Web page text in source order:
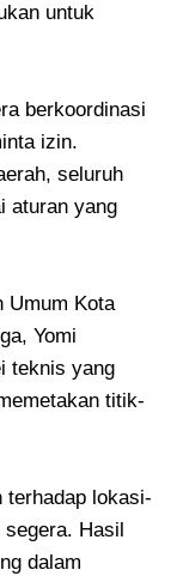
untuk
berkoordinasi
izin.
seluruh
aturan yang
Umum Kota
Yomi
teknis yang
titik-
terhadap lokasi-
Hasil
dalam